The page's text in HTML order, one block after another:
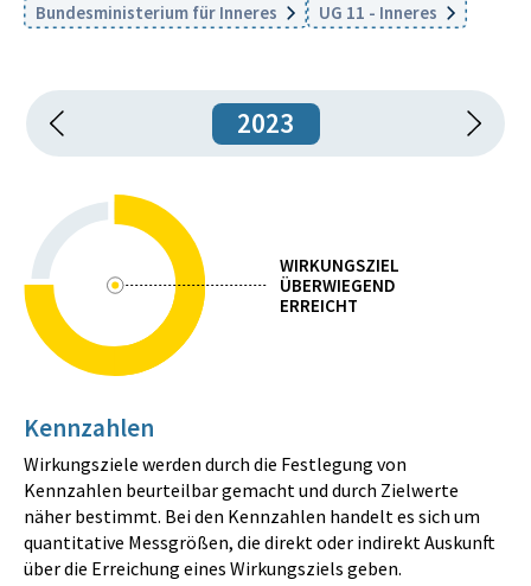
Bundesministerium für Inneres
UG 11 - Inneres
2023
WIRKUNGSZIEL
ÜBERWIEGEND
ERREICHT
Kennzahlen
Wirkungsziele werden durch die Festlegung von
Kennzahlen beurteilbar gemacht und durch Zielwerte
näher bestimmt. Bei den Kennzahlen handelt es sich um
quantitative Messgrößen, die direkt oder indirekt Auskunft
über die Erreichung eines Wirkungsziels geben.